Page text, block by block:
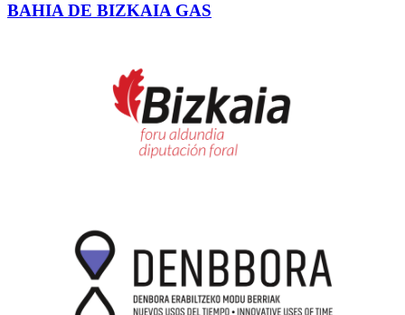
BAHIA DE BIZKAIA GAS